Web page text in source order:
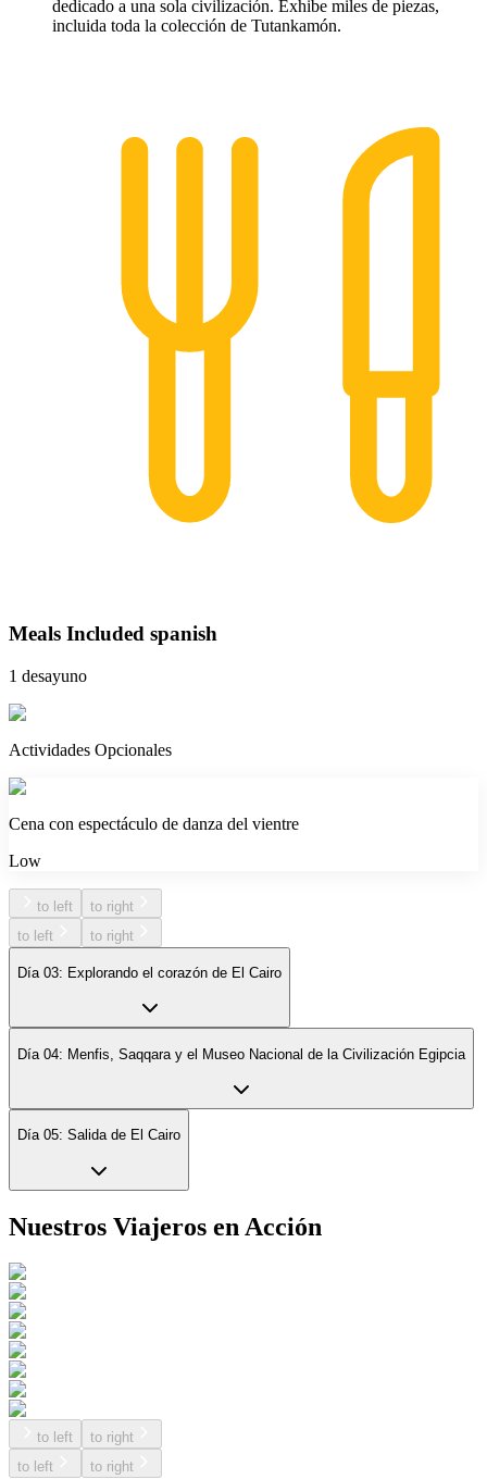
dedicado a una sola civilización. Exhibe miles de piezas,
incluida toda la colección de Tutankamón.
Meals Included spanish
1 desayuno
Actividades Opcionales
Cena con espectáculo de danza del vientre
Low
to left
to right
to left
to right
Día 03: Explorando el corazón de El Cairo
Día 04: Menfis, Saqqara y el Museo Nacional de la Civilización Egipcia
Día 05: Salida de El Cairo
Nuestros Viajeros en Acción
to left
to right
to left
to right